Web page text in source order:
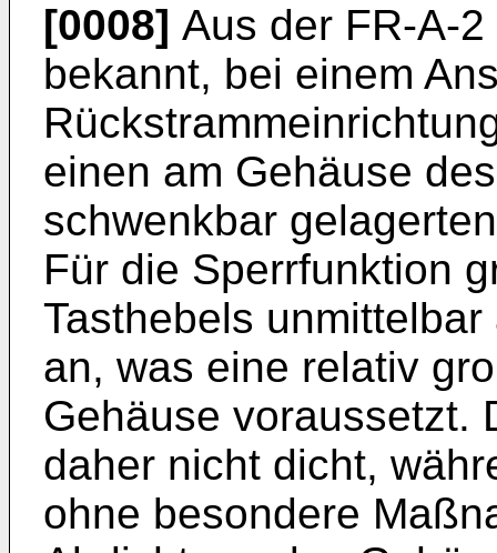
[0008] Aus der FR-A-
bekannt, bei einem
einen am Gehäuse
schwenkbar
Für die Sperrfunktion
Tasthebels
an, was eine relativ
Gehäuse voraussetzt.
daher nicht dicht,
ohne besondere